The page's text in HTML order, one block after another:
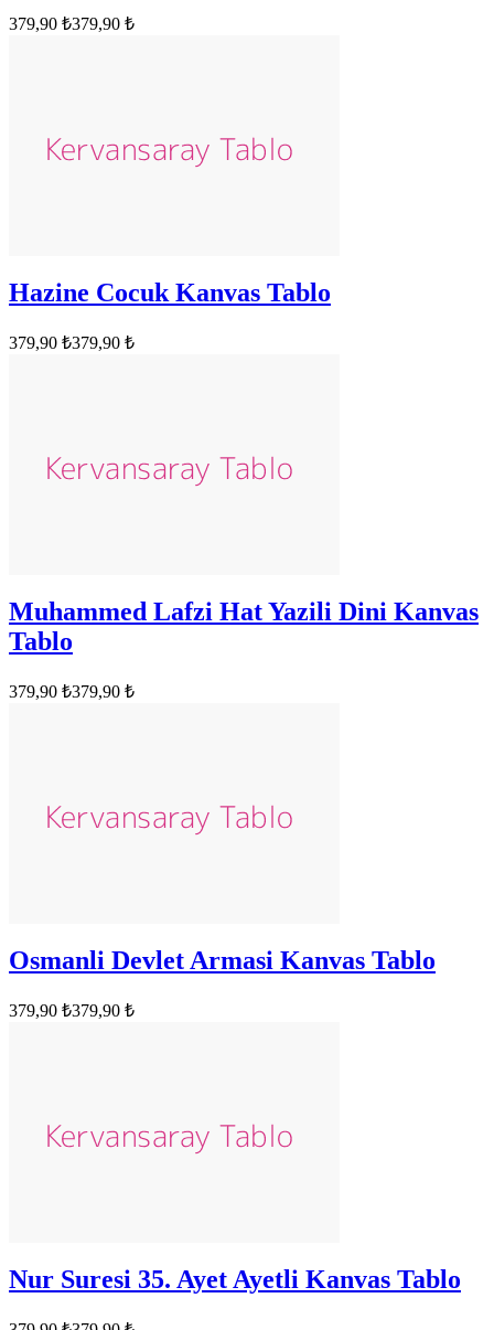
379,90 ₺379,90 ₺
Hazine Cocuk Kanvas Tablo
379,90 ₺379,90 ₺
Muhammed Lafzi Hat Yazili Dini Kanvas
Tablo
379,90 ₺379,90 ₺
Osmanli Devlet Armasi Kanvas Tablo
379,90 ₺379,90 ₺
Nur Suresi 35. Ayet Ayetli Kanvas Tablo